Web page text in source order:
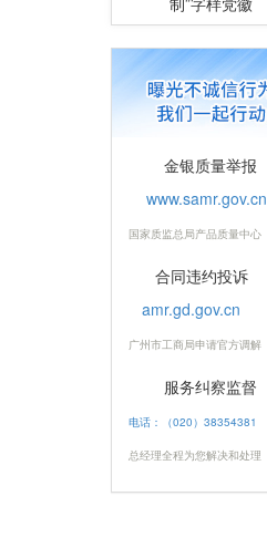
金银质量举报
www.samr.gov.cn
国家质监总局产品质量中心
合同违约投诉
amr.gd.gov.cn
广州市工商局申请官方调解
服务纠察监督
电话：（020）38354381
总经理全程为您解决和处理